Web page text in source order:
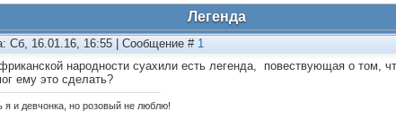
Легенда
Сб, 16.01.16, 16:55 | Сообщение # 1
народности суахили есть легенда, повествующая о том,
ему это сделать?
я и девчонка, но розовый не люблю!